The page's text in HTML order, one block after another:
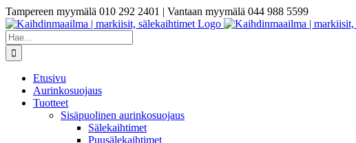
Skip
to
content
Tampereen myymälä 010 292 2401 | Vantaan myymälä 044 988 5599
Etsi
...
Etusivu
Aurinkosuojaus
Tuotteet
Sisäpuolinen aurinkosuojaus
Sälekaihtimet
Puusälekaihtimet